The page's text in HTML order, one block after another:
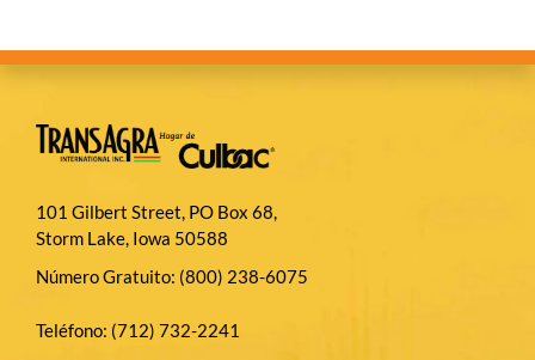
101 Gilbert Street, PO Box 68,
Storm Lake, Iowa 50588
Número Gratuito: (800) 238-6075
Teléfono: (712) 732-2241